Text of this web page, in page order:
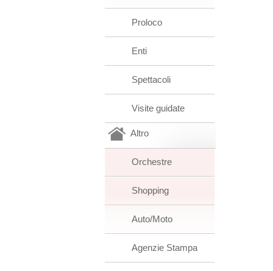
Proloco
Enti
Spettacoli
Visite guidate
Altro
Orchestre
Shopping
Auto/Moto
Agenzie Stampa